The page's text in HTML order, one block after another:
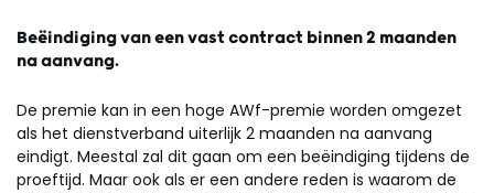
Beëindiging van een vast contract binnen 2 maanden
na aanvang.
De premie kan in een hoge AWf-premie worden omgezet
als het dienstverband uiterlijk 2 maanden na aanvang
eindigt. Meestal zal dit gaan om een beëindiging tijdens de
proeftijd. Maar ook als er een andere reden is waarom de